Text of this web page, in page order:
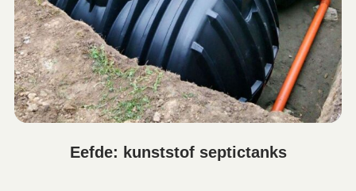
Eefde: kunststof septictanks